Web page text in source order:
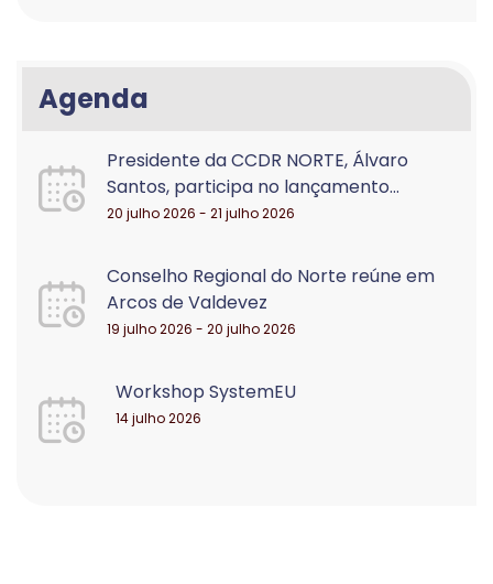
Agenda
Presidente da CCDR NORTE, Álvaro
Santos, participa no lançamento...
20 julho 2026 - 21 julho 2026
Conselho Regional do Norte reúne em
Arcos de Valdevez
19 julho 2026 - 20 julho 2026
Workshop SystemEU
14 julho 2026